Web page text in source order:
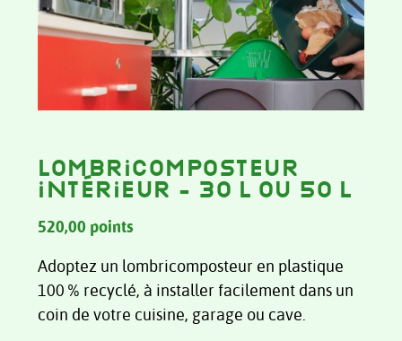
Lombricomposteur
intérieur – 30 L ou 50 L
520,00 points
Adoptez un lombricomposteur en plastique
100 % recyclé, à installer facilement dans un
coin de votre cuisine, garage ou cave.